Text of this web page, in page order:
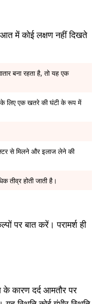
में कोई लक्षण नहीं दिखते
बना रहता है, तो यह एक
लिए एक खतरे की घंटी के रूप में
से मिलने और इलाज लेने की
तीव्र होती जाती है।
पर बात करें। परामर्श ही
कारण दर्द आमतौर पर